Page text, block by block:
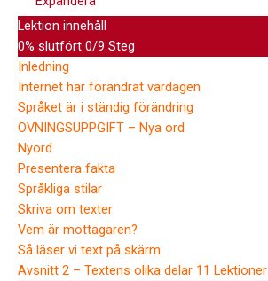
Lektion innehåll
0% slutfört 0/9 Steg
Inledning
Internet har förändrat vardagen
Språket är i ständig förändring
ÖVNINGSUPPGIFT – Nya ord
Nyord
Presentera fakta
Språkliga stilar
Skriva om texter
Vem är mottagaren?
Så läser vi text på skärm
Avsnitt 2 – Textens olika delar 11 Lektioner